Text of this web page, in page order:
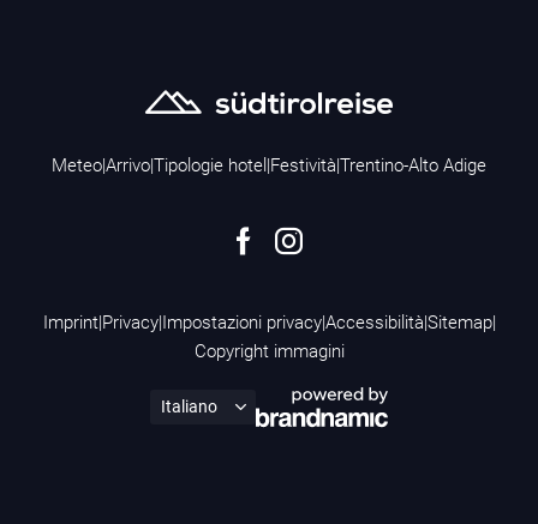
Meteo|Arrivo|Tipologie hotel |Festività|Trentino-Alto Adige
Imprint|Privacy|Impostazioni privacy|Accessibilità|Sitemap|
Copyright immagini